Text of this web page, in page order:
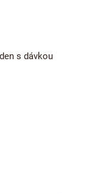
s dávkou